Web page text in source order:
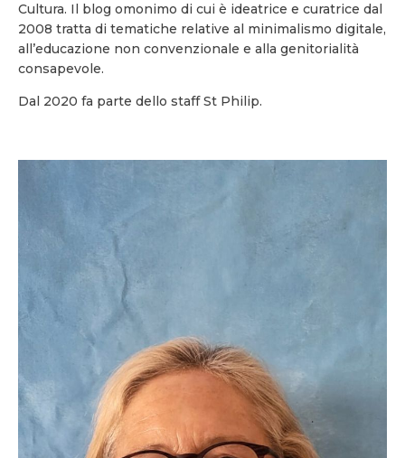
Cultura. Il blog omonimo di cui è ideatrice e curatrice dal
2008 tratta di tematiche relative al minimalismo digitale,
all’educazione non convenzionale e alla genitorialità
consapevole.
Dal 2020 fa parte dello staff St Philip.